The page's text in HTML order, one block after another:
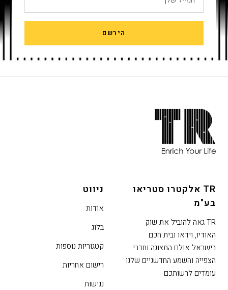
לעדכונים ומבצעים, הירשמו לניוזלטר
המייל שלך
הירשם
תחתית
ללחוץ
אנטר
לדלג
לאזור
הבא
TR אלקטרו סטריאו
בע"מ
TR גאה להוביל את שוק
האודיו, וידאו ובית חכם
ניווט
אודות
בלוג